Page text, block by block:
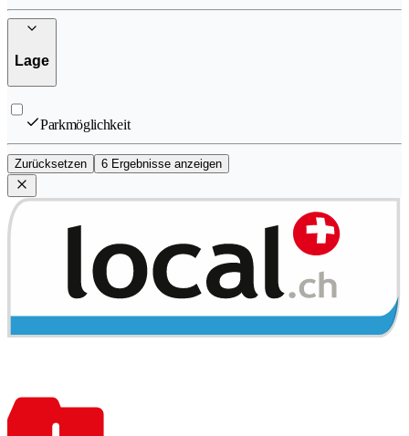
Lage
Parkmöglichkeit
Zurücksetzen 6 Ergebnisse anzeigen